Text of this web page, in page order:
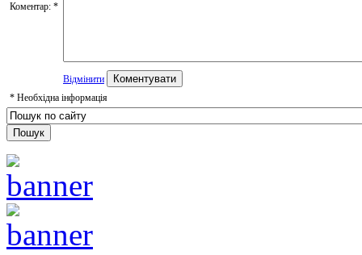
Коментар: *
Відмінити
* Необхідна інформація